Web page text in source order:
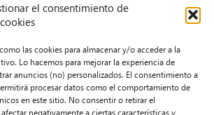
el consentimiento de
las cookies para almacenar y/o acceder a la
Lo hacemos para mejorar la experiencia de
anuncios (no) personalizados. El consentimiento a
procesar datos como el comportamiento de
en este sitio. No consentir o retirar el
negativamente a ciertas características y
Aviso Legal
Términos y condiciones
Política de privacidad